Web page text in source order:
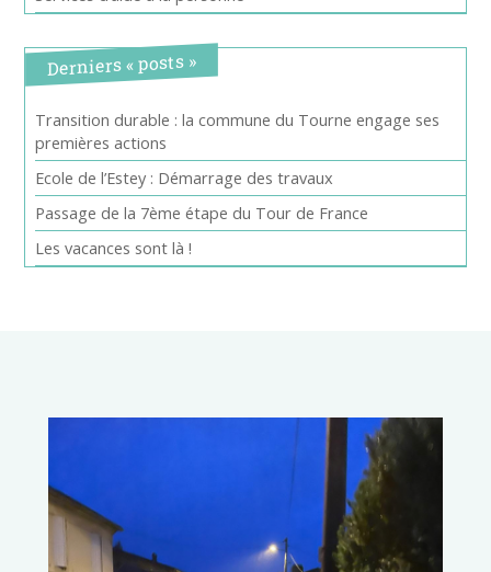
Derniers « posts »
Transition durable : la commune du Tourne engage ses
premières actions
Ecole de l’Estey : Démarrage des travaux
Passage de la 7ème étape du Tour de France
Les vacances sont là !